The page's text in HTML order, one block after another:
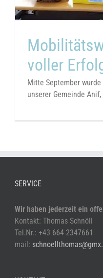
voller
Mitte September
unserer Gemeinde
SERVICE
Wir haben jederzeit ein
Kontakt: Thomas Schnöll
Tel.Nr.: +43 664 2347661
mail: